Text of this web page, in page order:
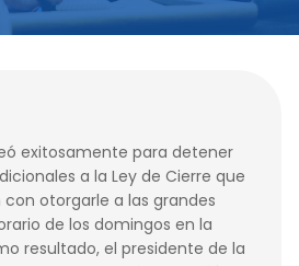
exitosamente para detener
a la Ley de Cierre que
otorgarle a las grandes
de los domingos en la
resultado, el presidente de la